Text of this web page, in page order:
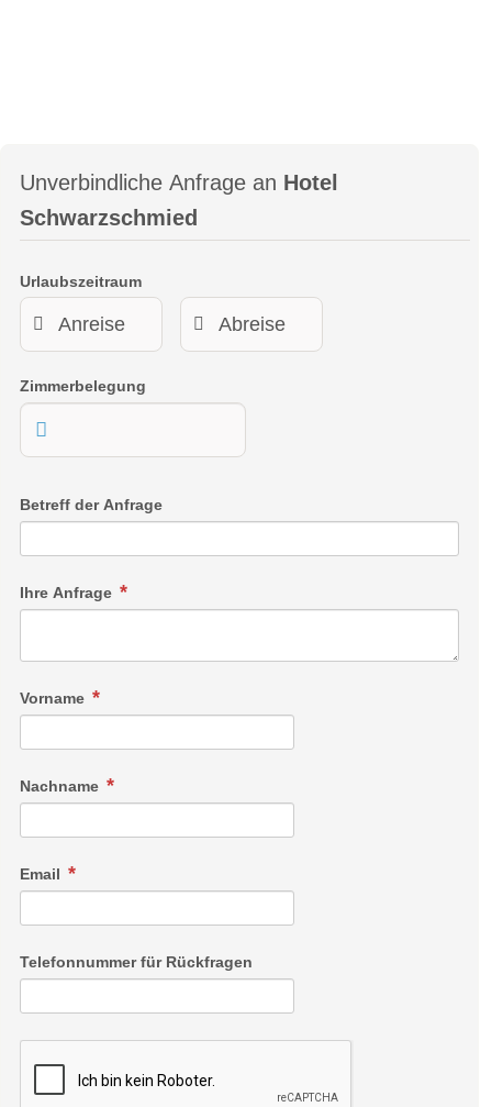
Unverbindliche Anfrage an Hotel
Schwarzschmied
Urlaubszeitraum
Zimmerbelegung
Betreff der Anfrage
Ihre Anfrage
Vorname
Nachname
Email
Telefonnummer für Rückfragen